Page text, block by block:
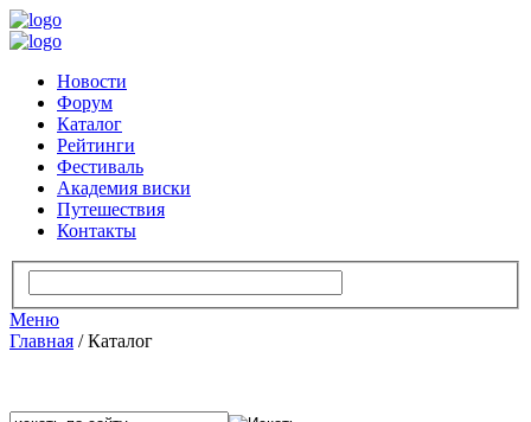
Новости
Форум
Каталог
Рейтинги
Фестиваль
Академия виски
Путешествия
Контакты
Меню
Главная /Каталог